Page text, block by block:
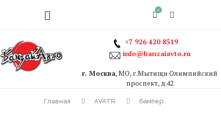
0
+7 926 420 8519
info@banzaiavto.ru
г. Москва, МО, г.Мытищи Олимпийский
проспект, д.42
Главная AVATR бампер